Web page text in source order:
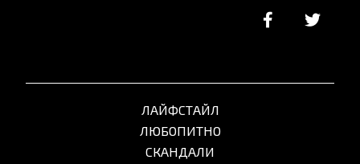
ЛАЙФСТАЙЛ
ЛЮБОПИТНО
СКАНДАЛИ